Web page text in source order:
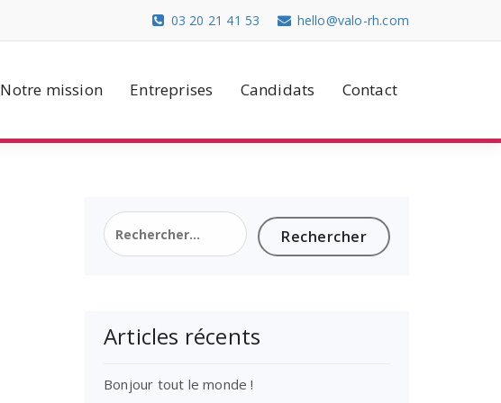
hello@valo-rh.com
03 20 21 41 53
Notre mission Entreprises Candidats Contact
Rechercher :
Articles récents
Bonjour tout le monde !